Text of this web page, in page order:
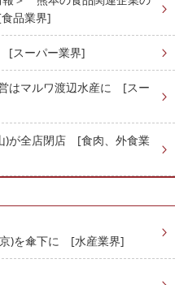
品業界]
[スーパー業界]
はマルワ渡辺水産に [スー
)が全店閉店 [食肉、外食業
)を傘下に [水産業界]